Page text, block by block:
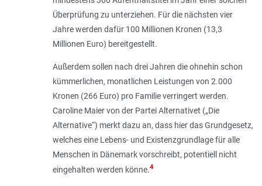
Überprüfung zu unterziehen. Für die nächsten vier
Jahre werden dafür 100 Millionen Kronen (13,3
Millionen Euro) bereitgestellt.
Außerdem sollen nach drei Jahren die ohnehin schon
kümmerlichen, monatlichen Leistungen von 2.000
Kronen (266 Euro) pro Familie verringert werden.
Caroline Maier von der Partei Alternativet („Die
Alternative“) merkt dazu an, dass hier das Grundgesetz,
welches eine Lebens- und Existenzgrundlage für alle
Menschen in Dänemark vorschreibt, potentiell nicht
eingehalten werden könne.4